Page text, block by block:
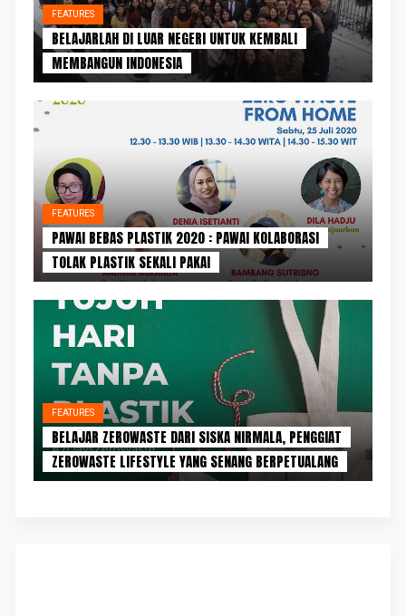
FEATURES
BELAJARLAH DI LUAR NEGERI UNTUK KEMBALI
MEMBANGUN INDONESIA
FEATURES
PAWAI BEBAS PLASTIK 2020 : PAWAI KOLABORASI
TOLAK PLASTIK SEKALI PAKAI
FEATURES
BELAJAR ZEROWASTE DARI SISKA NIRMALA, PENGGIAT
ZEROWASTE LIFESTYLE YANG SENANG BERPETUALANG